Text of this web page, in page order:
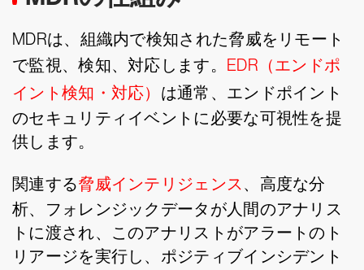
MDRは、組織内で検知された脅威をリモート
で監視、検知、対応します。 EDR（エンドポ
イント検知・対応） は通常、エンドポイント
のセキュリティイベントに必要な可視性を提
供します。
関連する脅威インテリジェンス 、高度な分
析、フォレンジックデータが人間のアナリス
トに渡され、このアナリストがアラートのト
リアージを実行し、ポジティブインシデント